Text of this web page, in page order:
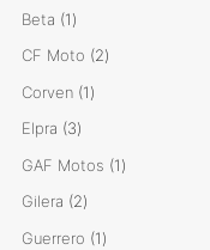
producto
Beta 11
producto
CF Moto 22
Corven 11
Elpra 33
productos
GAF Motos 11
Gilera 22
productos
Guerrero 11